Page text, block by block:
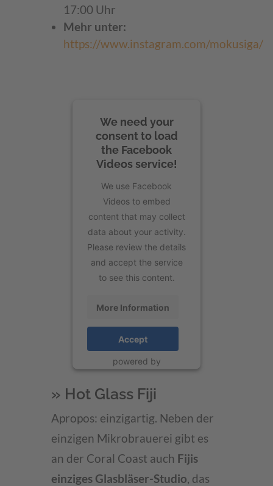
17:00 Uhr
Mehr unter:
https://www.instagram.com/mokusiga/
We need your
consent to load
the Facebook
Videos service!
We use Facebook
Videos to embed
content that may collect
data about your activity.
Please review the details
and accept the service
to see this content.
More Information
Accept
powered by
Usercentrics Consent
Management Platform
» Hot Glass Fiji
Apropos: einzigartig. Neben der
einzigen Mikrobrauerei gibt es
an der Coral Coast auch Fijis
einziges Glasbläser-Studio, das